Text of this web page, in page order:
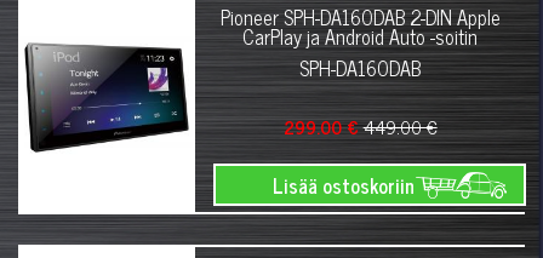
Pioneer SPH-DA160DAB 2-DIN Apple
CarPlay ja Android Auto -soitin
SPH-DA160DAB
299.00 €449.00 €
Lisää ostoskoriin